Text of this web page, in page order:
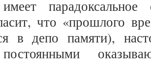
парадоксальное
что «прошлого
в депо памяти),